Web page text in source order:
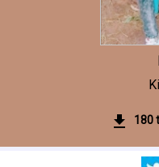
180